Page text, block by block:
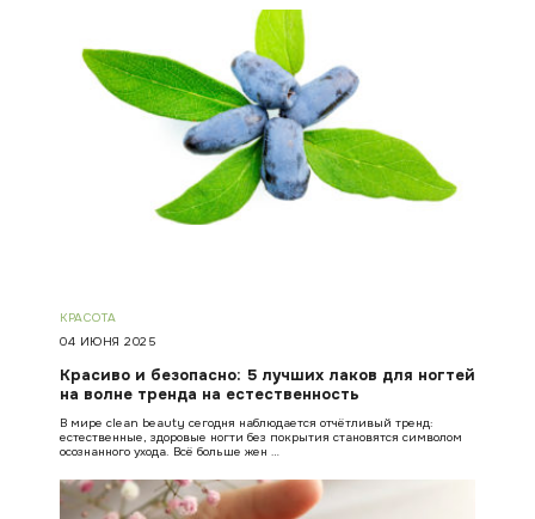
КРАСОТА
04 ИЮНЯ 2025
Красиво и безопасно: 5 лучших лаков для ногтей
на волне тренда на естественность
В мире clean beauty сегодня наблюдается отчётливый тренд:
естественные, здоровые ногти без покрытия становятся символом
осознанного ухода. Всё больше жен …